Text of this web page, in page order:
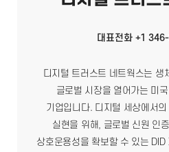
대표전화 +1
디지털 트러스트 네트웍스는 생
글로벌 시장을 열어가는 미
기업입니다. 디지털 세상에서
실현을 위해, 글로벌 신원 인
상호운용성을 확보할 수 있는